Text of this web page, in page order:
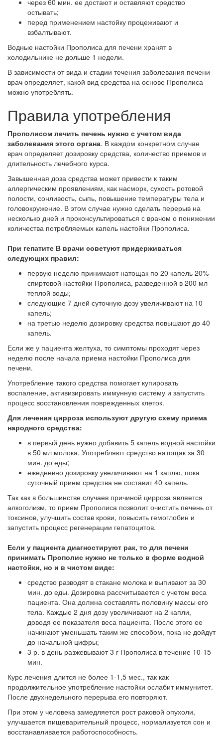
через 60 мин. ее достают и оставляют средство
остывать;
перед применением настойку процеживают и
взбалтывают.
Водные настойки Прополиса для печени хранят в
холодильнике не дольше 1 недели.
В зависимости от вида и стадии течения заболевания печени
врач определяет, какой вид средства на основе Прополиса
можно употреблять.
Правила употребления
Прополисом лечить печень нужно с учетом вида
заболевания этого органа. В каждом конкретном случае
врач определяет дозировку средства, количество приемов и
длительность лечебного курса.
Завышенная доза средства может привести к таким
аллергическим проявлениям, как насморк, сухость ротовой
полости, сонливость, сыпь, повышение температуры тела и
головокружение. В этом случае нужно сделать перерыв на
несколько дней и проконсультироваться с врачом о понижении
количества потребляемых капель настойки Прополиса.
При гепатите В врачи советуют придерживаться
следующих правил:
первую неделю принимают натощак по 20 капель 20%
спиртовой настойки Прополиса, разведенной в 200 мл
теплой воды;
следующие 7 дней суточную дозу увеличивают на 10
капель;
на третью неделю дозировку средства повышают до 40
капель.
Если же у пациента желтуха, то симптомы проходят через
неделю после начала приема настойки Прополиса для
печени.
Употребление такого средства помогает купировать
воспаление, активизировать иммунную систему и запустить
процесс восстановления поврежденных клеток.
Для лечения цирроза используют другую схему приема
народного средства:
в первый день нужно добавить 5 капель водной настойки
в 50 мл молока. Употребляют средство натощак за 30
мин. до еды;
ежедневно дозировку увеличивают на 1 каплю, пока
суточный прием средства не составит 40 капель.
Так как в большинстве случаев причиной цирроза является
алкоголизм, то прием Прополиса позволит очистить печень от
токсинов, улучшить состав крови, повысить гемоглобин и
запустить процесс регенерации гепатоцитов.
Если у пациента диагностируют рак, то для печени
принимать Прополис нужно не только в форме водной
настойки, но и в чистом виде:
средство разводят в стакане молока и выпивают за 30
мин. до еды. Дозировка рассчитывается с учетом веса
пациента. Она должна составлять половину массы его
тела. Каждые 2 дня дозу увеличивают на 2 капли,
доводя ее показателя веса пациента. После этого ее
начинают уменьшать таким же способом, пока не дойдут
до начальной цифры;
3 р. в день разжевывают 3 г Прополиса в течение 10-15
мин.
Курс лечения длится не более 1-1,5 мес., так как
продолжительное употребление настойки ослабит иммунитет.
После двухнедельного перерыва его повторяют.
При этом у человека замедляется рост раковой опухоли,
улучшается пищеварительный процесс, нормализуется сон и
восстанавливается работоспособность.